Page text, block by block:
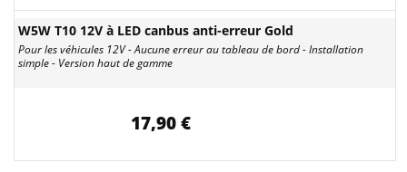
W5W T10 12V à LED canbus anti-erreur Gold
Pour les véhicules 12V - Aucune erreur au tableau de bord - Installation
simple - Version haut de gamme
17,90 €